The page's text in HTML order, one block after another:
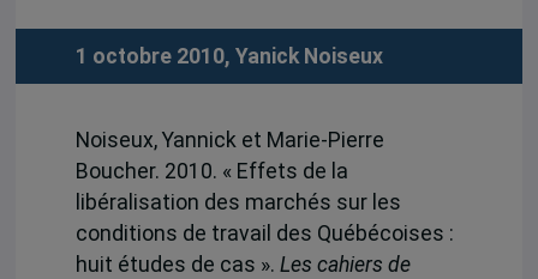
1 octobre 2010, Yanick Noiseux
Noiseux, Yannick et Marie-Pierre
Boucher. 2010. « Effets de la
libéralisation des marchés sur les
conditions de travail des Québécoises :
huit études de cas ». Les cahiers de